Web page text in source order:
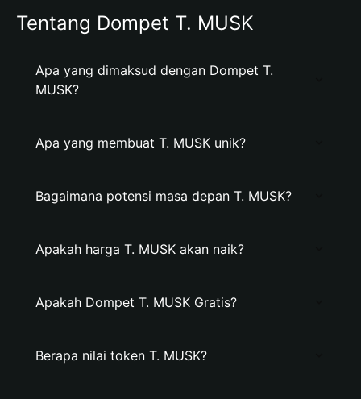
Tentang Dompet T. MUSK
Apa yang dimaksud dengan Dompet T.
MUSK?
Apa yang membuat T. MUSK unik?
Bagaimana potensi masa depan T. MUSK?
Apakah harga T. MUSK akan naik?
Apakah Dompet T. MUSK Gratis?
Berapa nilai token T. MUSK?